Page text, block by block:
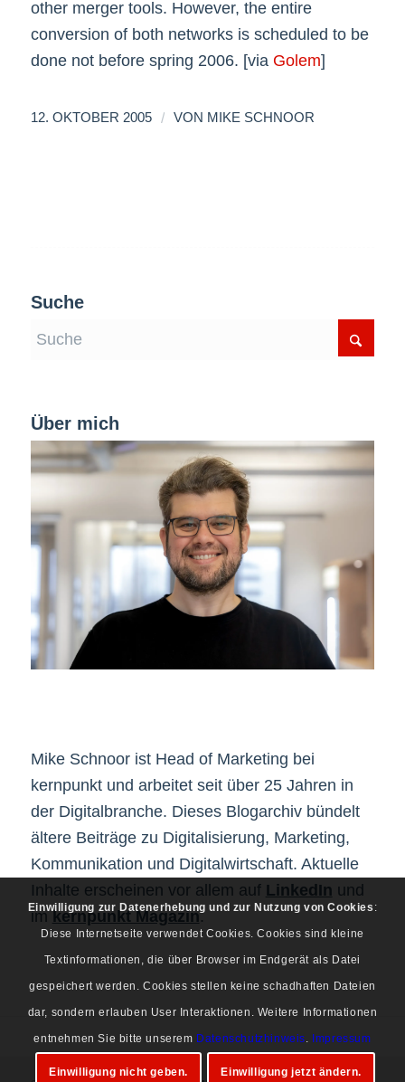
other merger tools. However, the entire
conversion of both networks is scheduled to be
done not before spring 2006. [via Golem]
12. OKTOBER 2005 / VON MIKE SCHNOOR
Suche
Über mich
Mike Schnoor ist Head of Marketing bei
kernpunkt und arbeitet seit über 25 Jahren in
der Digitalbranche. Dieses Blogarchiv bündelt
ältere Beiträge zu Digitalisierung, Marketing,
Kommunikation und Digitalwirtschaft. Aktuelle
Inhalte erscheinen vor allem auf LinkedIn und
imkernpunkt Magazin.
Einwilligung zur Datenerhebung und zur Nutzung von Cookies :
Diese Internetseite verwendet Cookies. Cookies sind kleine
Textinformationen, die über Browser im Endgerät als Datei
gespeichert werden. Cookies stellen keine schadhaften Dateien
dar, sondern erlauben User Interaktionen. Weitere Informationen
entnehmen Sie bitte unserem Datenschutzhinweis. Impressum
Einwilligung nicht geben. Einwilligung jetzt ändern.